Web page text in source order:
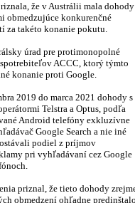
že v Austrálii mala dohody
obmedzujúce konkurenčné
za takéto konanie pokutu.
úrad pre protimonopolné
ACCC, ktorý týmto
konanie proti Google.
2019 do marca 2021 dohody s
Telstra a Optus, podľa
Android telefóny exkluzívne
Google Search a nie iné
podiel z príjmov
pri vyhľadávaní cez Google
priznal, že tieto dohody
obmedzení ohľadne